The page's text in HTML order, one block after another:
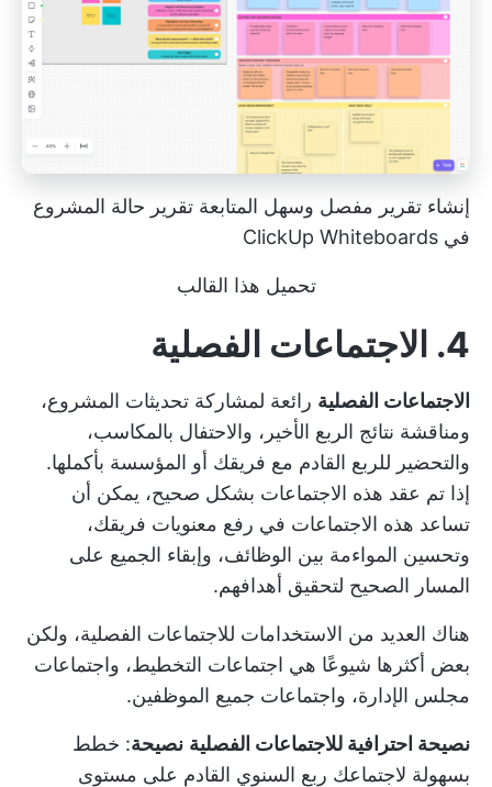
إنشاء تقرير مفصل وسهل المتابعة تقرير حالة المشروع
في ClickUp Whiteboards
تحميل هذا القالب
4. الاجتماعات الفصلية
الاجتماعات الفصلية رائعة لمشاركة تحديثات المشروع،
ومناقشة نتائج الربع الأخير، والاحتفال بالمكاسب،
والتحضير للربع القادم مع فريقك أو المؤسسة بأكملها.
إذا تم عقد هذه الاجتماعات بشكل صحيح، يمكن أن
تساعد هذه الاجتماعات في رفع معنويات فريقك،
وتحسين المواءمة بين الوظائف، وإبقاء الجميع على
المسار الصحيح لتحقيق أهدافهم.
هناك العديد من الاستخدامات للاجتماعات الفصلية، ولكن
بعض أكثرها شيوعًا هي اجتماعات التخطيط، واجتماعات
مجلس الإدارة، واجتماعات جميع الموظفين.
نصيحة احترافية للاجتماعات الفصلية نصيحة: خطط
بسهولة لاجتماعك ربع السنوي القادم على مستوى